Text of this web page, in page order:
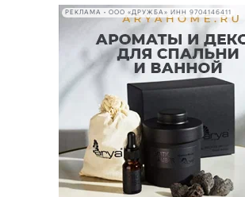
РЕКЛАМА • ООО «ДРУЖБА» ИНН 9704146411